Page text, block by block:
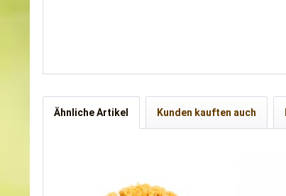
Ähnliche Artikel Kunden kauften auch